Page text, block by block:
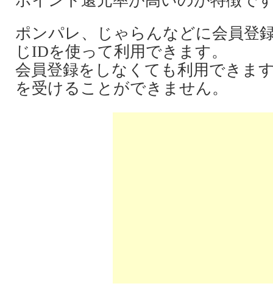
ポンパレ、じゃらんなどに会員登
じIDを使って利用できます。
会員登録をしなくても利用できま
を受けることができません。